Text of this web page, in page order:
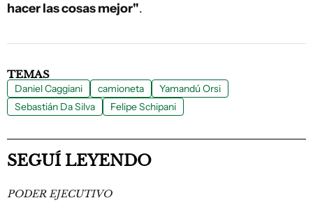
hacer las cosas mejor".
TEMAS
Daniel Caggiani camioneta
Yamandú Orsi
Sebastián Da Silva
Felipe Schipani
SEGUÍ LEYENDO
PODER EJECUTIVO